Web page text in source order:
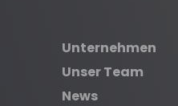
Unternehmen
Unser Team
News